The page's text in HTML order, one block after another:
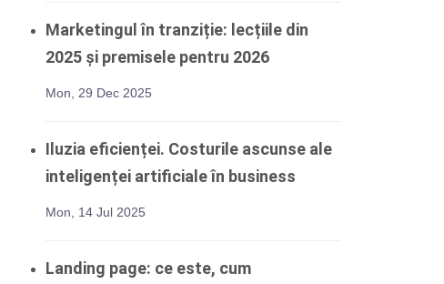
Marketingul în tranziție: lecțiile din
2025 și premisele pentru 2026
Mon, 29 Dec 2025
Iluzia eficienței. Costurile ascunse ale
inteligenței artificiale în business
Mon, 14 Jul 2025
Landing page: ce este, cum